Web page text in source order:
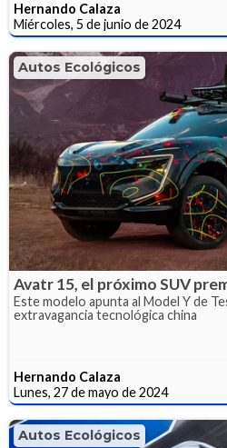
Hernando Calaza
Miércoles, 5 de junio de 2024
Autos Ecológicos
Avatr 15, el próximo SUV
Este modelo apunta al Model Y de
extravagancia tecnológica china
Hernando Calaza
Lunes, 27 de mayo de 2024
Autos Ecológicos